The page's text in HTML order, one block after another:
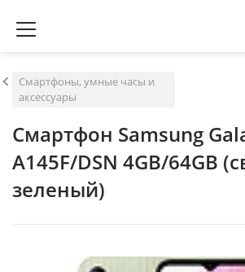
Смартфоны, умные часы и
аксессуары
Смартфон Samsung
A145F/DSN 4GB/64GB
зеленый)